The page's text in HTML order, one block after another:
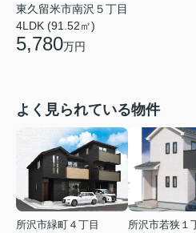
東久留米市南沢５丁目
4LDK (91.52㎡)
5,780万円
よく見られている物件
所沢市緑町４丁目
所沢市若狭１